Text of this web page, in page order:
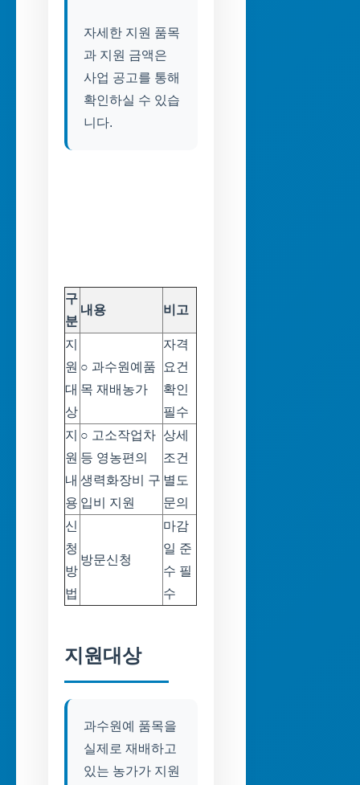
자세한 지원 품목
과 지원 금액은
사업 공고를 통해
확인하실 수 있습
니다.
구
분
내용 비고
지
원
대
상
○ 과수원예품
목 재배농가
자격
요건
확인
필수
지
원
내
용
○ 고소작업차
등 영농편의
생력화장비 구
입비 지원
상세
조건
별도
문의
신
청
방
법
방문신청
마감
일 준
수 필
수
지원대상
과수원예 품목을
실제로 재배하고
있는 농가가 지원